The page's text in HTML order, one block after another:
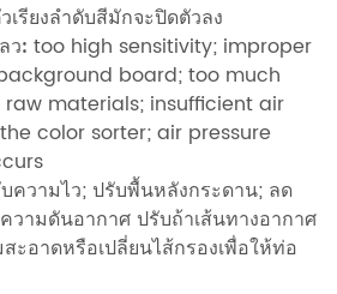
รียงลำดับสีมักจะปิดตัวลง
ว: too high sensitivity; improper
board; too much
materials; insufficient air
color sorter; air pressure
ความไว; ปรับพื้นหลังกระดาน; ลด
วามดันอากาศ ปรับถ้าเส้นทางอากาศ
ะอาดหรือเปลี่ยนไส้กรองเพื่อให้ท่อ